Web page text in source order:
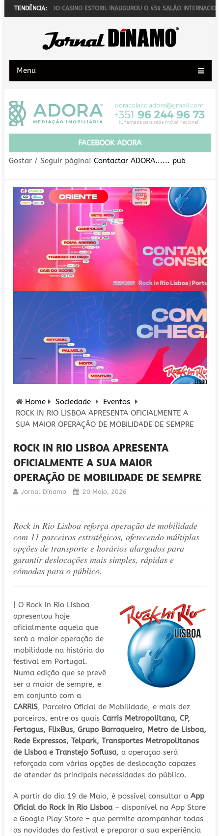
TENDÊNCIA:
ARTE DO CASINO ESTORIL INAUGUROU O 45º SALÃO INTERNACIONAL DE
Menu
FACEBOOK ADORA
Gostar / Seguir página!Contactar ADORA...... pub
Home Sociedade
Eventos
ROCK IN RIO LISBOA APRESENTA OFICIALMENTE A
SUA MAIOR OPERAÇÃO DE MOBILIDADE DE SEMPRE
ROCK IN RIO LISBOA APRESENTA
OFICIALMENTE A SUA MAIOR
OPERAÇÃO DE MOBILIDADE DE SEMPRE
Jornal Dínamo 20 Maio, 2026
Rock in Rio Lisboa reforça operação de mobilidade
com 11 parceiros estratégicos, oferecendo múltiplas
opções de transporte e horários alargados para
garantir deslocações mais simples, rápidas e
cómodas para o público.
| O Rock in Rio Lisboa
apresentou hoje
oficialmente aquela que
será a maior operação de
mobilidade na história do
festival em Portugal.
Numa edição que se prevê
ser a maior de sempre, e
em conjunto com a
CARRIS, Parceiro Oficial de Mobilidade, e mais dez
parceiros, entre os quais Carris Metropolitana, CP,
Fertagus, FlixBus, Grupo Barraqueiro, Metro de Lisboa,
Rede Expressos, Telpark, Transportes Metropolitanos
de Lisboa e Transtejo Soflusa, a operação será
reforçada com várias opções de deslocação capazes
de atender às principais necessidades do público.
A partir do dia 19 de Maio, é possível consultar a App
Oficial do Rock In Rio Lisboa– disponível na App Store
e Google Play Store – que permite acompanhar todas
as novidades do festival e preparar a sua experiência